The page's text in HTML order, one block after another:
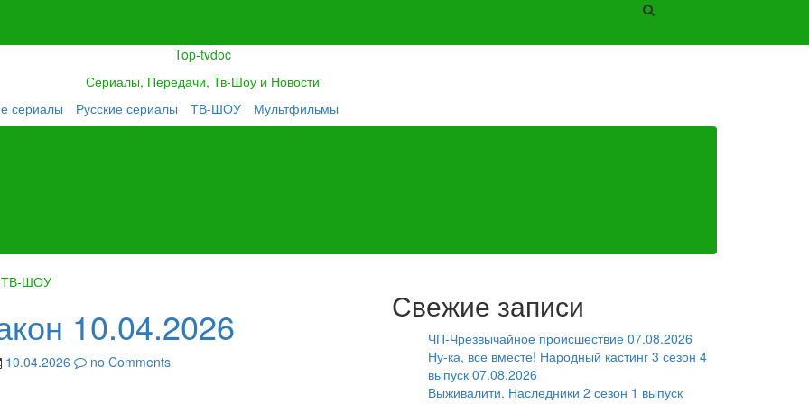
Top-tvdoc
Сериалы, Передачи, Тв-Шоу и Новости
сериалы Русские сериалы ТВ-ШОУ Мультфильмы
ТВ-ШОУ
10.04.2026
10.04.2026 no Comments
Свежие записи
ЧП-Чрезвычайное происшествие 07.08.2026
Ну-ка, все вместе! Народный кастинг 3 сезон 4
выпуск 07.08.2026
Выживалити. Наследники 2 сезон 1 выпуск